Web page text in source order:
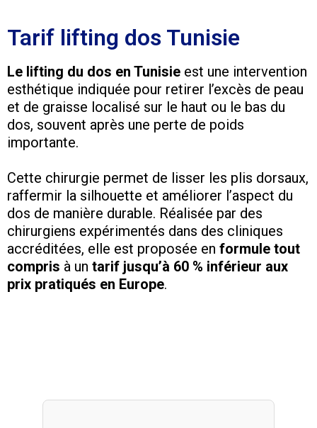
Tarif lifting dos Tunisie
Le lifting du dos en Tunisie est une intervention
esthétique indiquée pour retirer l’excès de peau
et de graisse localisé sur le haut ou le bas du
dos, souvent après une perte de poids
importante.
Cette chirurgie permet de lisser les plis dorsaux,
raffermir la silhouette et améliorer l’aspect du
dos de manière durable. Réalisée par des
chirurgiens expérimentés dans des cliniques
accréditées, elle est proposée en formule tout
compris à un tarif jusqu’à 60 % inférieur aux
prix pratiqués en Europe.